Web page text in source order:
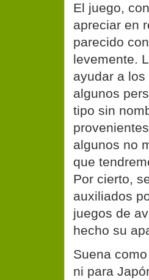
El juego,
apreciar en
parecido con
levemente.
ayudar a
algunos
tipo sin
algunos no
que
Por cierto,
auxiliados
juegos de
hecho su
Suena
ni para